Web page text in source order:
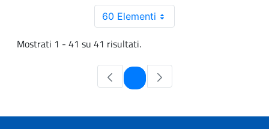
60 Elementi
Mostrati 1 - 41 su 41 risultati.
Pagina